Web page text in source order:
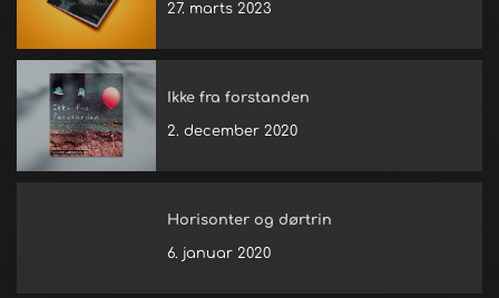
27. marts 2023
Ikke fra forstanden
2. december 2020
Horisonter og dørtrin
6. januar 2020